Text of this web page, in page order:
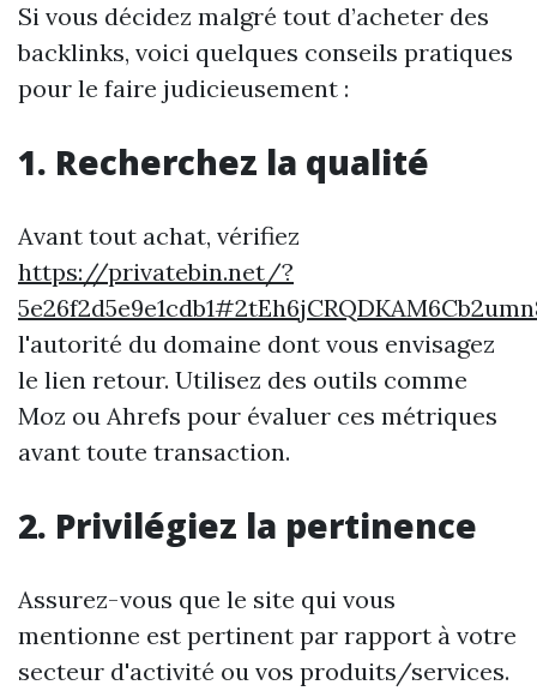
Si vous décidez malgré tout d’acheter des
backlinks, voici quelques conseils pratiques
pour le faire judicieusement :
1. Recherchez la qualité
Avant tout achat, vérifiez
https://privatebin.net/?
l'autorité du domaine dont vous envisagez
le lien retour. Utilisez des outils comme
Moz ou Ahrefs pour évaluer ces métriques
avant toute transaction.
2. Privilégiez la pertinence
Assurez-vous que le site qui vous
mentionne est pertinent par rapport à votre
secteur d'activité ou vos produits/services.